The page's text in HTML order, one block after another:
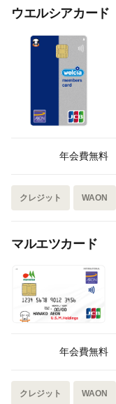
ウエルシアカード
年会費無料
クレジット WAON
マルエツカード
年会費無料
クレジット WAON